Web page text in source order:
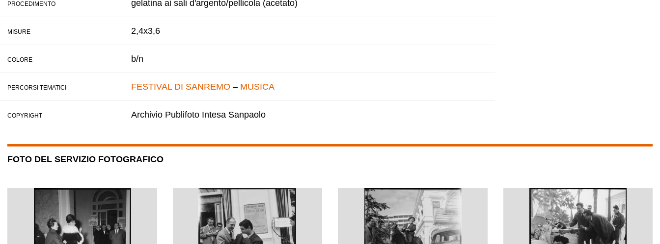
PROCEDIMENTO gelatina ai sali d'argento/pellicola (acetato)
MISURE 2,4x3,6
COLORE b/n
PERCORSI TEMATICI FESTIVAL DI SANREMO – MUSICA
COPYRIGHT Archivio Publifoto Intesa Sanpaolo
FOTO DEL SERVIZIO FOTOGRAFICO